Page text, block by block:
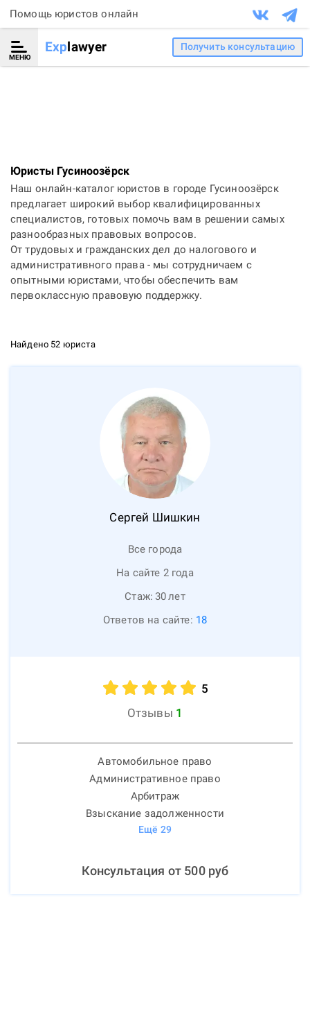
Помощь юристов онлайн
МЕНЮ
Explawyer Получить консультацию
Юристы Гусиноозёрск
Наш онлайн-каталог юристов в городе Гусиноозёрск
предлагает широкий выбор квалифицированных
специалистов, готовых помочь вам в решении самых
разнообразных правовых вопросов.
От трудовых и гражданских дел до налогового и
административного права - мы сотрудничаем с
опытными юристами, чтобы обеспечить вам
первоклассную правовую поддержку.
Найдено 52 юриста
Сергей Шишкин
Все города
На сайте 2 года
Стаж: 30лет
Ответов на сайте: 18
5
Отзывы 1
Автомобильное право
Административное право
Арбитраж
Взыскание задолженности
Ещё 29
Консультация от 500руб